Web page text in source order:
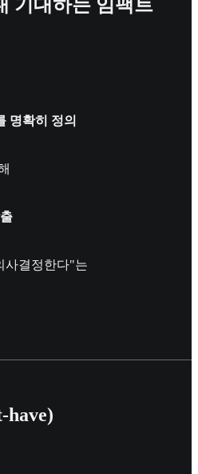
기대하는 임팩트
명확히 정의
사결정한다"는
have)